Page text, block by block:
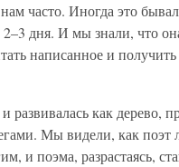
часто. Иногда это
2–3 дня. И мы знали, что
написанное и
развивалась как дерево,
Мы видели, как поэт
и поэма, разрастаясь,